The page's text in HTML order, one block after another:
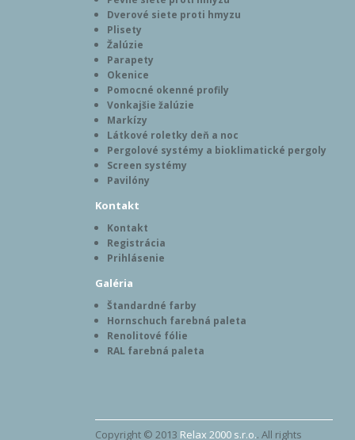
Dverové siete proti hmyzu
Plisety
Žalúzie
Parapety
Okenice
Pomocné okenné profily
Vonkajšie žalúzie
Markízy
Látkové roletky deň a noc
Pergolové systémy a bioklimatické pergoly
Screen systémy
Pavilóny
Kontakt
Kontakt
Registrácia
Prihlásenie
Galéria
Štandardné farby
Hornschuch farebná paleta
Renolitové fólie
RAL farebná paleta
Copyright © 2013 Relax 2000 s.r.o.. All rights